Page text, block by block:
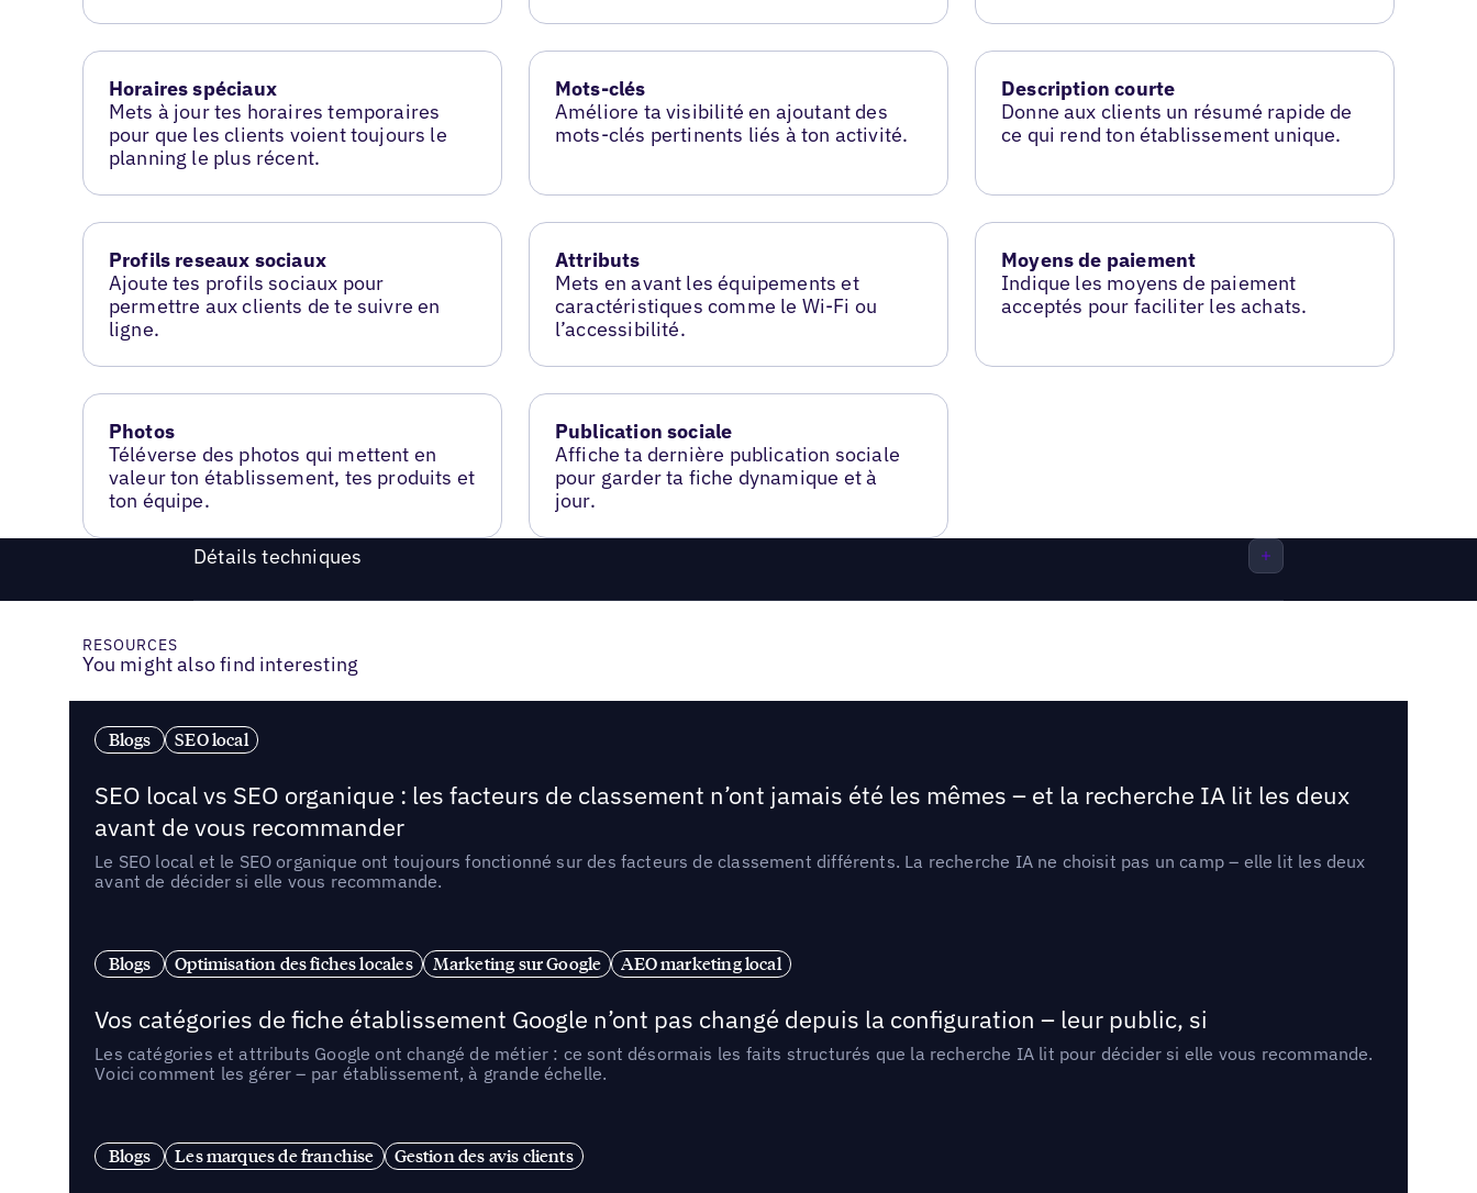
Horaires spéciaux
Mets à jour tes horaires temporaires
pour que les clients voient toujours le
planning le plus récent.
Mots-clés
Améliore ta visibilité en ajoutant des
mots-clés pertinents liés à ton activité.
Description courte
Donne aux clients un résumé rapide de
ce qui rend ton établissement unique.
Profils reseaux sociaux
Ajoute tes profils sociaux pour
permettre aux clients de te suivre en
ligne.
Attributs
Mets en avant les équipements et
caractéristiques comme le Wi-Fi ou
l’accessibilité.
Moyens de paiement
Indique les moyens de paiement
acceptés pour faciliter les achats.
Photos
Téléverse des photos qui mettent en
valeur ton établissement, tes produits et
ton équipe.
Publication sociale
Affiche ta dernière publication sociale
pour garder ta fiche dynamique et à
jour.
Détails techniques
RESOURCES
You might also find interesting
Blogs SEO local
SEO local vs SEO organique : les facteurs de classement n’ont jamais été les mêmes – et la recherche IA lit les deux
avant de vous recommander
Le SEO local et le SEO organique ont toujours fonctionné sur des facteurs de classement différents. La recherche IA ne choisit pas un camp – elle lit les deux
avant de décider si elle vous recommande.
Blogs Optimisation des fiches locales Marketing sur Google AEO marketing local
Vos catégories de fiche établissement Google n’ont pas changé depuis la configuration – leur public, si
Les catégories et attributs Google ont changé de métier : ce sont désormais les faits structurés que la recherche IA lit pour décider si elle vous recommande.
Voici comment les gérer – par établissement, à grande échelle.
Blogs Les marques de franchise Gestion des avis clients